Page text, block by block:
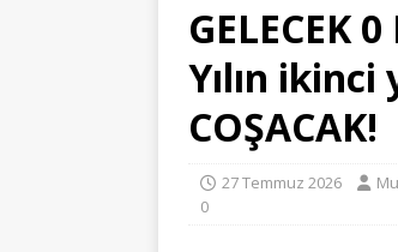
GELECEK
Yılın ikinci
COŞACAK!
27 Temmuz 2026
0